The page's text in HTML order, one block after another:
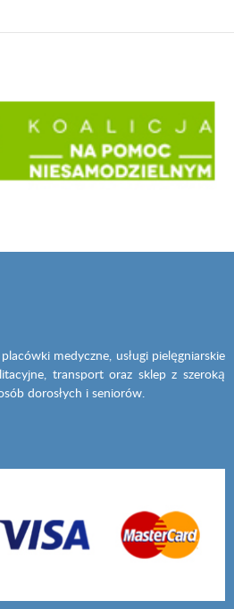
medyczne, usługi pielęgniarskie
transport oraz sklep z szeroką
dorosłych i seniorów.